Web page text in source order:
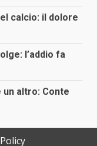
calcio: il dolore
l’addio fa
un altro: Conte